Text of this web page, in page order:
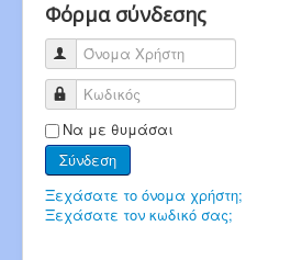
Φόρμα σύνδεσης
Όνομα Χρήστη
Κωδικός
Να με θυμάσαι
Σύνδεση
Ξεχάσατε το όνομα χρήστη;
Ξεχάσατε τον κωδικό σας;